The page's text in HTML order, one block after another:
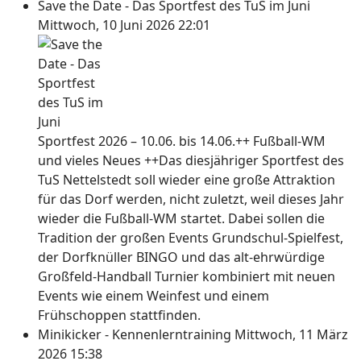
Save the Date - Das Sportfest des TuS im Juni
Mittwoch, 10 Juni 2026 22:01
Sportfest 2026 – 10.06. bis 14.06.++ Fußball-WM
und vieles Neues ++Das diesjähriger Sportfest des
TuS Nettelstedt soll wieder eine große Attraktion
für das Dorf werden, nicht zuletzt, weil dieses Jahr
wieder die Fußball-WM startet. Dabei sollen die
Tradition der großen Events Grundschul-Spielfest,
der Dorfknüller BINGO und das alt-ehrwürdige
Großfeld-Handball Turnier kombiniert mit neuen
Events wie einem Weinfest und einem
Frühschoppen stattfinden.
Minikicker - Kennenlerntraining Mittwoch, 11 März
2026 15:38